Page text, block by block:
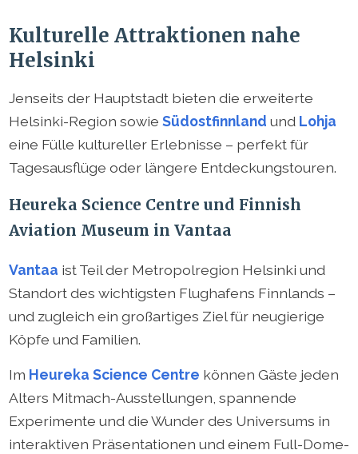
Kulturelle Attraktionen nahe
Helsinki
Jenseits der Hauptstadt bieten die erweiterte
Helsinki-Region sowie Südostfinnland und Lohja
eine Fülle kultureller Erlebnisse – perfekt für
Tagesausflüge oder längere Entdeckungstouren.
Heureka Science Centre und Finnish
Aviation Museum in Vantaa
Vantaa ist Teil der Metropolregion Helsinki und
Standort des wichtigsten Flughafens Finnlands –
und zugleich ein großartiges Ziel für neugierige
Köpfe und Familien.
Im Heureka Science Centre können Gäste jeden
Alters Mitmach-Ausstellungen, spannende
Experimente und die Wunder des Universums in
interaktiven Präsentationen und einem Full-Dome-